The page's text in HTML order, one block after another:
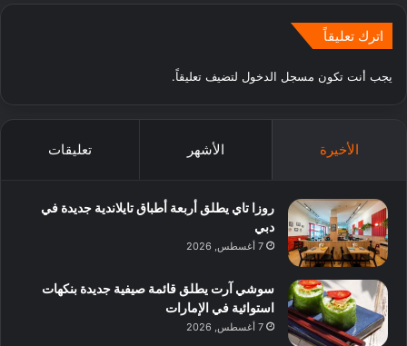
اترك تعليقاً
يجب أنت تكون مسجل الدخول لتضيف تعليقاً.
الأخيرة الأشهر تعليقات
روزا تاي يطلق أربعة أطباق تايلاندية جديدة في
دبي
7 أغسطس, 2026
سوشي آرت يطلق قائمة صيفية جديدة بنكهات
استوائية في الإمارات
7 أغسطس, 2026